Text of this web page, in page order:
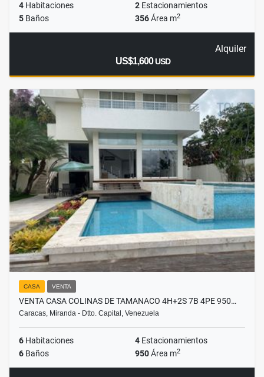
4 Habitaciones 2 Estacionamientos
5 Baños 356Área m2
Alquiler
US$1,600USD
CASA VENTA
VENTA CASA COLINAS DE TAMANACO 4H+2S 7B 4PE 950…
Caracas, Miranda - Dtto. Capital, Venezuela
6 Habitaciones 4 Estacionamientos
6 Baños 950Área m2